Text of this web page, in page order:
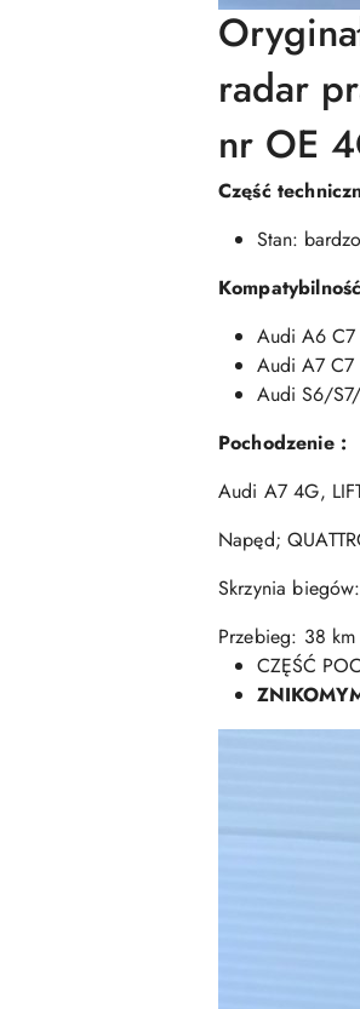
radar
nr OE
Część
Stan:
Audi A6 C7
Audi A7 C7
Audi S6/
Pochodzenie :
Audi A7 4G,
Napęd;
Skrzynia
Przebieg: 38 km
CZĘŚĆ